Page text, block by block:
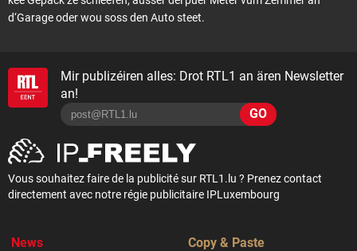
d‘Garage oder wou soss den Auto steet.
Mir publizéiren alles: Drot RTL1 an ären Newsletter
an!
GO
Vous souhaitez faire de la publicité sur RTL1.lu ? Prenez contact
directement avec notre régie publicitaire IPLuxembourg
News
Copy & Paste